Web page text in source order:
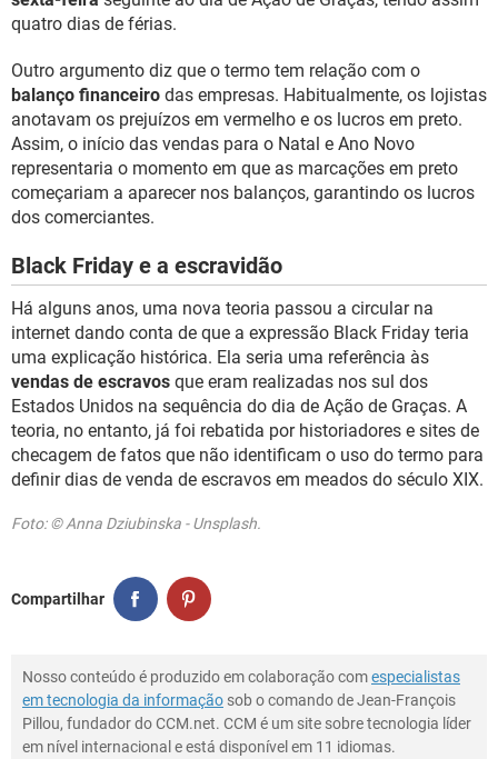
quatro dias de férias.
Outro argumento diz que o termo tem relação com o
balanço financeiro das empresas. Habitualmente, os lojistas
anotavam os prejuízos em vermelho e os lucros em preto.
Assim, o início das vendas para o Natal e Ano Novo
representaria o momento em que as marcações em preto
começariam a aparecer nos balanços, garantindo os lucros
dos comerciantes.
Black Friday e a escravidão
Há alguns anos, uma nova teoria passou a circular na
internet dando conta de que a expressão Black Friday teria
uma explicação histórica. Ela seria uma referência às
vendas de escravos que eram realizadas nos sul dos
Estados Unidos na sequência do dia de Ação de Graças. A
teoria, no entanto, já foi rebatida por historiadores e sites de
checagem de fatos que não identificam o uso do termo para
definir dias de venda de escravos em meados do século XIX.
Foto: © Anna Dziubinska - Unsplash.
Compartilhar
Nosso conteúdo é produzido em colaboração comespecialistas
em tecnologia da informação sob o comando de Jean-François
Pillou, fundador do CCM.net. CCM é um site sobre tecnologia líder
em nível internacional e está disponível em 11 idiomas.